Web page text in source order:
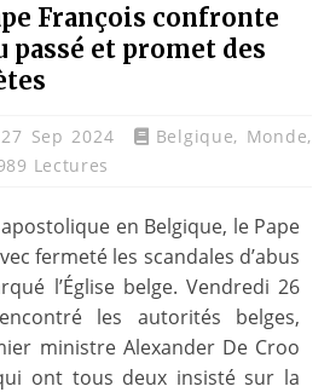
François confronte
passé et promet des
27 Sep 2024 Belgique, Monde,
Lectures
en Belgique, le Pape
fermeté les scandales d’abus
l’Église belge. Vendredi 26
les autorités belges,
ministre Alexander De Croo
ont tous deux insisté sur la